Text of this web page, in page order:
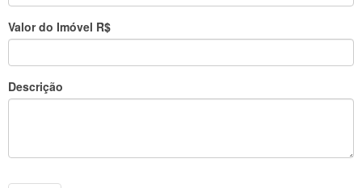
Valor do Imóvel R$
Descrição